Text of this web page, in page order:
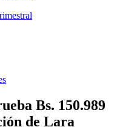
Bs. 150.989
de Lara